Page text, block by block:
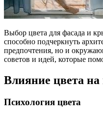
Выбор цвета для фасада и
способно подчеркнуть
предпочтения, но и
советов и идей, которые
Влияние цвета на
Психология цвета